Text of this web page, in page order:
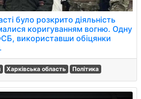
було розкрито діяльність
коригуванням вогню. Одну
використавши обіцянки
Харківська область Політика